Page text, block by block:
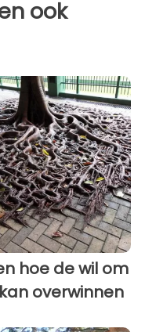
ook
hoe de wil om
overwinnen